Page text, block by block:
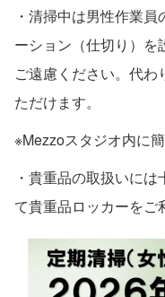
・清掃中は男性作業
ーション（仕切り）を
ご遠慮ください。代
ただけます。
※Mezzoスタジオ内に
・貴重品の取扱いに
て貴重品ロッカーをご